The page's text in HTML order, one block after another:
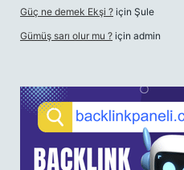
Güç ne demek Ekşi ? için Şule
Gümüş sarı olur mu ? için admin